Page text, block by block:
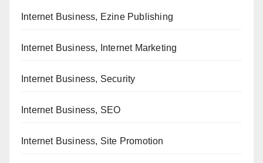
Internet Business, Ezine Publishing
Internet Business, Internet Marketing
Internet Business, Security
Internet Business, SEO
Internet Business, Site Promotion